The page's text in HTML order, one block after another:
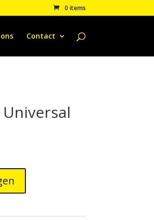
0 items
Contact